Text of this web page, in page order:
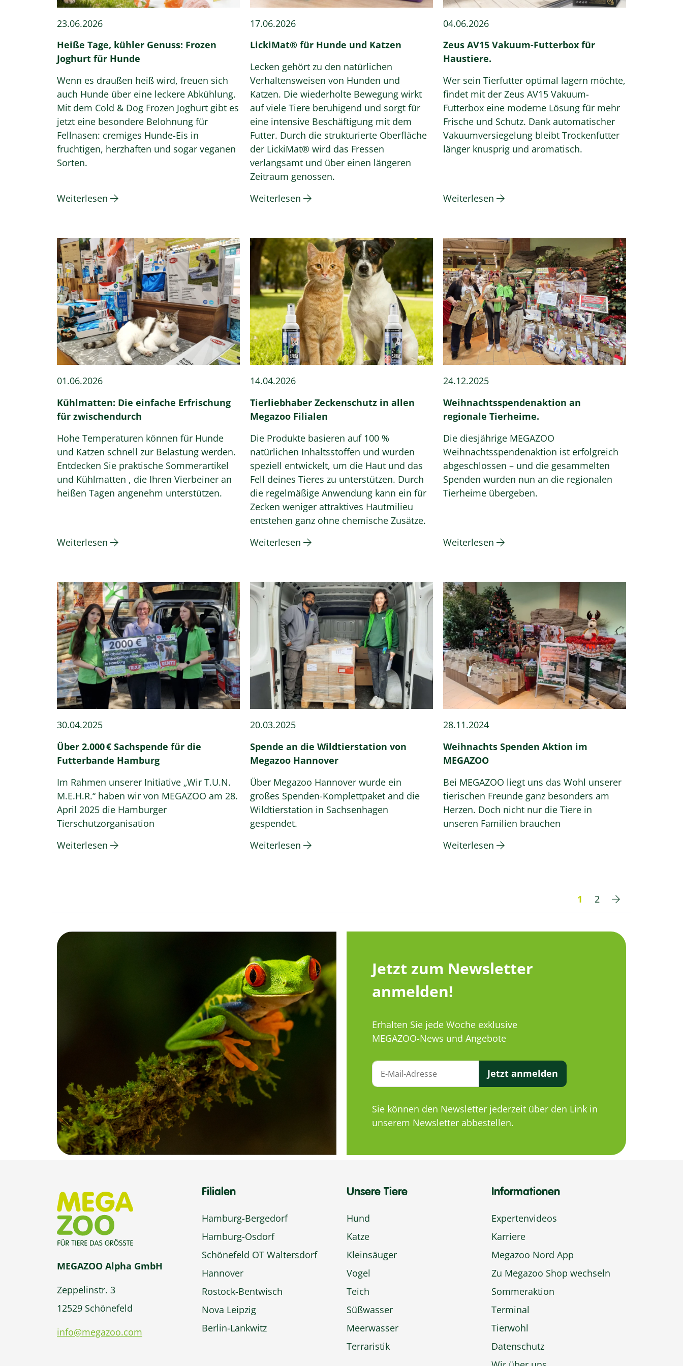
23.06.2026
Heiße Tage, kühler Genuss: Frozen
Joghurt für Hunde
Wenn es draußen heiß wird, freuen sich
auch Hunde über eine leckere Abkühlung.
Mit dem Cold & Dog Frozen Joghurt gibt es
jetzt eine besondere Belohnung für
Fellnasen: cremiges Hunde-Eis in
fruchtigen, herzhaften und sogar veganen
Sorten.
Weiterlesen
17.06.2026
LickiMat® für Hunde und Katzen
Lecken gehört zu den natürlichen
Verhaltensweisen von Hunden und
Katzen. Die wiederholte Bewegung wirkt
auf viele Tiere beruhigend und sorgt für
eine intensive Beschäftigung mit dem
Futter. Durch die strukturierte Oberfläche
der LickiMat® wird das Fressen
verlangsamt und über einen längeren
Zeitraum genossen.
Weiterlesen
04.06.2026
Zeus AV15 Vakuum-Futterbox für
Haustiere.
Wer sein Tierfutter optimal lagern möchte,
findet mit der Zeus AV15 Vakuum-
Futterbox eine moderne Lösung für mehr
Frische und Schutz. Dank automatischer
Vakuumversiegelung bleibt Trockenfutter
länger knusprig und aromatisch.
Weiterlesen
01.06.2026
Kühlmatten: Die einfache Erfrischung
für zwischendurch
Hohe Temperaturen können für Hunde
und Katzen schnell zur Belastung werden.
Entdecken Sie praktische Sommerartikel
und Kühlmatten , die Ihren Vierbeiner an
heißen Tagen angenehm unterstützen.
Weiterlesen
14.04.2026
Tierliebhaber Zeckenschutz in allen
Megazoo Filialen
Die Produkte basieren auf 100 %
natürlichen Inhaltsstoffen und wurden
speziell entwickelt, um die Haut und das
Fell deines Tieres zu unterstützen. Durch
die regelmäßige Anwendung kann ein für
Zecken weniger attraktives Hautmilieu
entstehen ganz ohne chemische Zusätze.
Weiterlesen
24.12.2025
Weihnachtsspendenaktion an
regionale Tierheime.
Die diesjährige MEGAZOO
Weihnachtsspendenaktion ist erfolgreich
abgeschlossen – und die gesammelten
Spenden wurden nun an die regionalen
Tierheime übergeben.
Weiterlesen
30.04.2025
Über 2.000 € Sachspende für die
Futterbande Hamburg
Im Rahmen unserer Initiative „Wir T.U.N.
M.E.H.R.“ haben wir von MEGAZOO am 28.
April 2025 die Hamburger
Tierschutzorganisation
Weiterlesen
20.03.2025
Spende an die Wildtierstation von
Megazoo Hannover
Über Megazoo Hannover wurde ein
großes Spenden-Komplettpaket and die
Wildtierstation in Sachsenhagen
gespendet.
Weiterlesen
28.11.2024
Weihnachts Spenden Aktion im
MEGAZOO
Bei MEGAZOO liegt uns das Wohl unserer
tierischen Freunde ganz besonders am
Herzen. Doch nicht nur die Tiere in
unseren Familien brauchen
Weiterlesen
1 2
Jetzt zum Newsletter
anmelden!
Erhalten Sie jede Woche exklusive
MEGAZOO-News und Angebote
Jetzt anmelden
Sie können den Newsletter jederzeit über den Link in
unserem Newsletter abbestellen.
MEGAZOO Alpha GmbH
Zeppelinstr. 3
12529 Schönefeld
info@megazoo.com
Filialen
Hamburg-Bergedorf
Hamburg-Osdorf
Schönefeld OT Waltersdorf
Hannover
Rostock-Bentwisch
Nova Leipzig
Berlin-Lankwitz
Unsere Tiere
Hund
Katze
Kleinsäuger
Vogel
Teich
Süßwasser
Meerwasser
Terraristik
Informationen
Expertenvideos
Karriere
Megazoo Nord App
Zu Megazoo Shop wechseln
Sommeraktion
Terminal
Tierwohl
Datenschutz